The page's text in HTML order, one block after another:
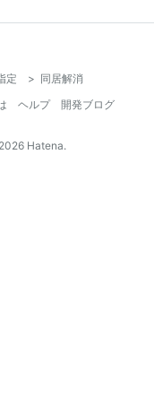
定 > 同居解消
ヘルプ
開発ブログ
2026 Hatena.